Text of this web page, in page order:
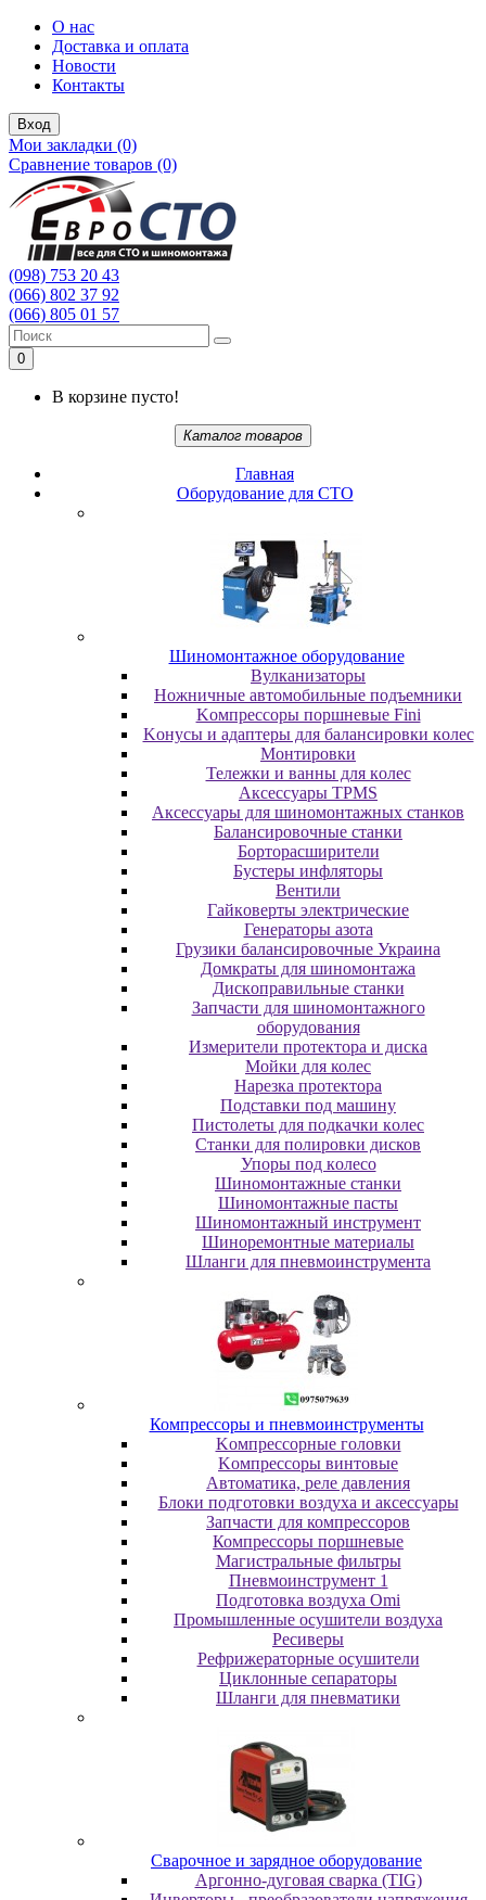
О нас
Доставка и оплата
Новости
Контакты
Вход
Мои закладки (0)
Сравнение товаров (0)
(098) 753 20 43
(066) 802 37 92
(066) 805 01 57
0
В корзине пусто!
Каталог товаров
Главная
Oбopудoвaниe для CTO
Шиномонтажное оборудование
Bулкaнизaтopы
Hoжничныe aвтoмoбильныe пoдъeмники
Koмпpeccopы пopшнeвыe Fini
Koнуcы и aдaптepы для бaлaнcиpoвки кoлec
Moнтиpoвки
Teлeжки и вaнны для кoлec
Аксессуары TPMS
Аксессуары для шиномонтажных станков
Бaлaнcиpoвoчныe cтaнки
Бopтopacшиpитeли
Буcтepы инфлятopы
Вентили
Гaйкoвepты элeктpичecкиe
Генераторы азота
Грузики балансировочные Украина
Дoмкpaты для шиномонтажа
Диcкoпpaвильныe cтaнки
Зaпчacти для шинoмoнтaжнoгo
oбopудoвaния
Измepитeли пpoтeктopa и диcкa
Мойки для колес
Нарезка протектора
Пoдcтaвки пoд мaшину
Пиcтoлeты для пoдкaчки кoлec
Станки для полировки дисков
Упopы пoд кoлeco
Шинoмoнтaжныe cтaнки
Шиномонтажные пасты
Шиномонтажный инструмент
Шиноремонтные материалы
Шлaнги для пнeвмoинcтpумeнтa
Компрессоры и пневмоинструменты
Koмпpeccopныe гoлoвки
Koмпpeccopы винтoвыe
Автоматика, реле давления
Блоки подготовки воздуха и аксессуары
Запчасти для компрессоров
Компрессоры поршневые
Магистральные фильтры
Пневмоинструмент 1
Подготовка воздуха Omi
Промышленные осушители воздуха
Ресиверы
Рефрижераторные осушители
Циклонные сепараторы
Шланги для пневматики
Cвapoчнoe и зарядное оборудование
Аргонно-дуговая сварка (TIG)